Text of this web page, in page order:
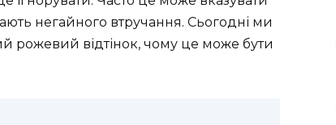
негайного втручання. Сьогодні ми
рожевий відтінок, чому це може бути